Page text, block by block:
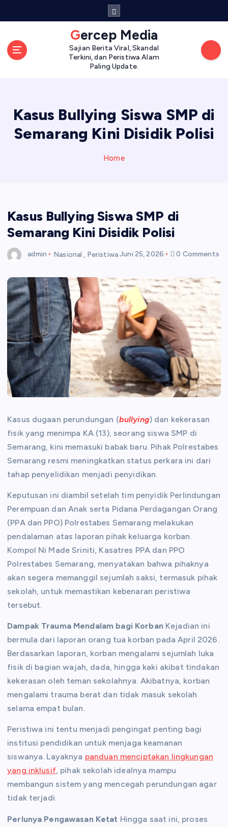
Gercep Media
Sajian Berita Viral, Skandal
Terkini, dan Peristiwa Alam
Paling Update.
Kasus Bullying Siswa SMP di
Semarang Kini Disidik Polisi
Home
Kasus Bullying Siswa SMP di
Semarang Kini Disidik Polisi
admin Nasional , PeristiwaJuni 25, 2026 0 Comments
Kasus dugaan perundungan (bullying) dan kekerasan
fisik yang menimpa KA (13), seorang siswa SMP di
Semarang, kini memasuki babak baru. Pihak Polrestabes
Semarang resmi meningkatkan status perkara ini dari
tahap penyelidikan menjadi penyidikan.
Keputusan ini diambil setelah tim penyidik Perlindungan
Perempuan dan Anak serta Pidana Perdagangan Orang
(PPA dan PPO) Polrestabes Semarang melakukan
pendalaman atas laporan pihak keluarga korban.
Kompol Ni Made Sriniti, Kasatres PPA dan PPO
Polrestabes Semarang, menyatakan bahwa pihaknya
akan segera memanggil sejumlah saksi, termasuk pihak
sekolah, untuk memastikan kebenaran peristiwa
tersebut.
Dampak Trauma Mendalam bagi Korban Kejadian ini
bermula dari laporan orang tua korban pada April 2026.
Berdasarkan laporan, korban mengalami sejumlah luka
fisik di bagian wajah, dada, hingga kaki akibat tindakan
kekerasan oleh teman sekolahnya. Akibatnya, korban
mengalami trauma berat dan tidak masuk sekolah
selama empat bulan.
Peristiwa ini tentu menjadi pengingat penting bagi
institusi pendidikan untuk menjaga keamanan
siswanya. Layaknya panduan menciptakan lingkungan
yang inklusif, pihak sekolah idealnya mampu
membangun sistem yang mencegah perundungan agar
tidak terjadi.
Perlunya Pengawasan Ketat Hingga saat ini, proses